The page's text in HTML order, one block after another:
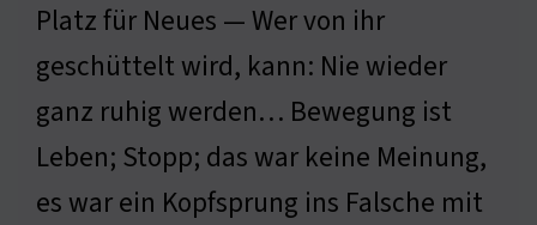
Platz für Neues — Wer von ihr
geschüttelt wird, kann: Nie wieder
ganz ruhig werden… Bewegung ist
Leben; Stopp; das war keine Meinung,
es war ein Kopfsprung ins Falsche mit